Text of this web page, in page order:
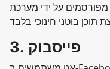
מפורסמים על ידי מערכת
3. פייסבוק